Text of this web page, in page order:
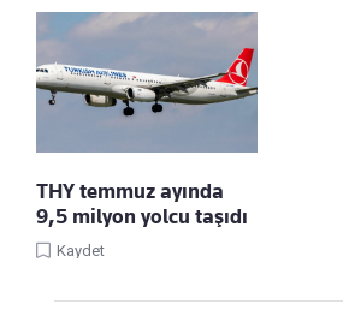
THY temmuz ayında
9,5 milyon yolcu taşıdı
Kaydet